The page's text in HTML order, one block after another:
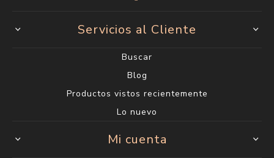
Servicios al Cliente
Buscar
Blog
Productos vistos recientemente
Lo nuevo
Mi cuenta